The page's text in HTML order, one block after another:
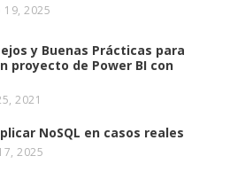
19, 2025
y Buenas Prácticas para
proyecto de Power BI con
2021
NoSQL en casos reales
2025